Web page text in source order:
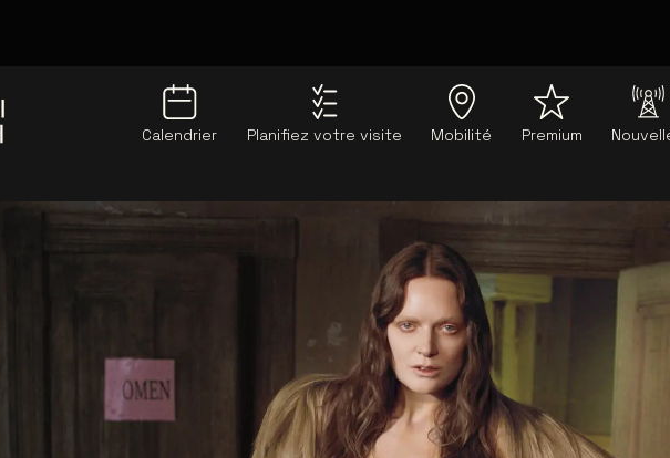
Calendrier Planifiez votre visite Mobilité Premium